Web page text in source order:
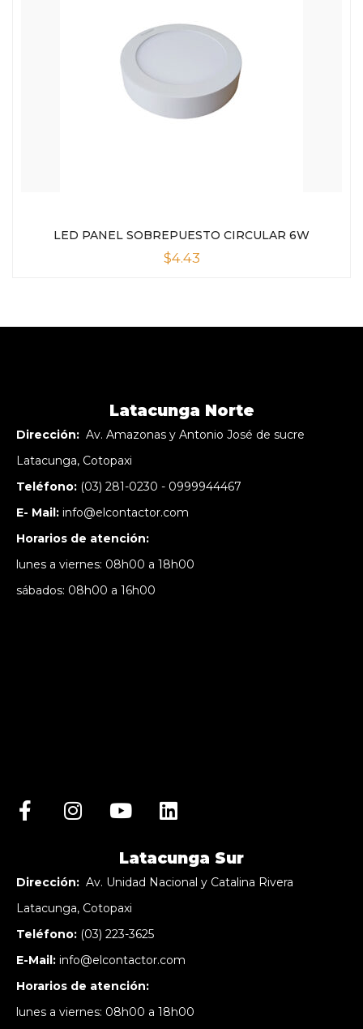
LED PANEL SOBREPUESTO CIRCULAR 6W
$4.43
Latacunga Norte
Dirección: Av. Amazonas y Antonio José de sucre
Latacunga, Cotopaxi
Teléfono: (03) 281-0230 - 0999944467
E- Mail: info@elcontactor.com
Horarios de atención:
lunes a viernes: 08h00 a 18h00
sábados: 08h00 a 16h00
Latacunga Sur
Dirección: Av. Unidad Nacional y Catalina Rivera
Latacunga, Cotopaxi
Teléfono: (03) 223-3625
E-Mail: info@elcontactor.com
Horarios de atención:
lunes a viernes: 08h00 a 18h00